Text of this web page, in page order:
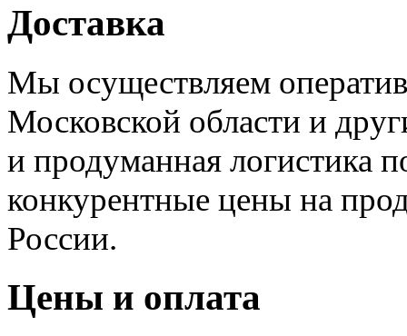
Доставка
Мы осуществляем
Московской области и
и продуманная логистика
конкурентные цены на
России.
Цены и оплата